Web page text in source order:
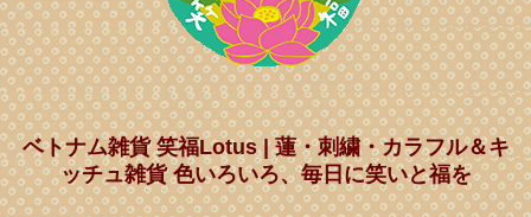
ベトナム雑貨 笑福Lotus | 蓮・刺繍・カラフル＆キ
ッチュ雑貨 色いろいろ、毎日に笑いと福を